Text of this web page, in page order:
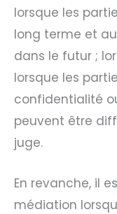
lorsque les
long terme et
dans le futur ;
lorsque les
confidentialité
peuvent être
juge.
En revanche, il
médiation